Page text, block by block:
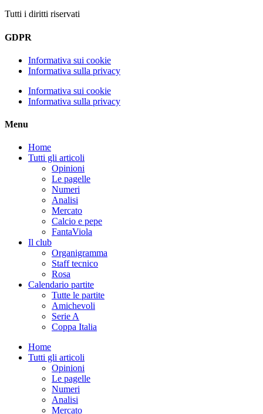
Tutti i diritti riservati
GDPR
Informativa sui cookie
Informativa sulla privacy
Informativa sui cookie
Informativa sulla privacy
Menu
Home
Tutti gli articoli
Opinioni
Le pagelle
Numeri
Analisi
Mercato
Calcio e pepe
FantaViola
Il club
Organigramma
Staff tecnico
Rosa
Calendario partite
Tutte le partite
Amichevoli
Serie A
Coppa Italia
Home
Tutti gli articoli
Opinioni
Le pagelle
Numeri
Analisi
Mercato